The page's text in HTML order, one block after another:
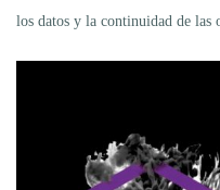
los datos y la continuidad de las